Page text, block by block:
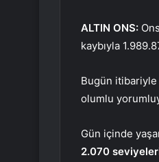
ALTIN ​​ONS:
kaybıyla
Bugün itibariyle
olumlu
Gün içinde
2.070